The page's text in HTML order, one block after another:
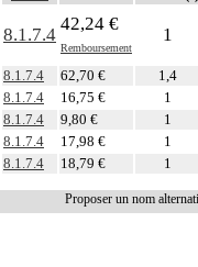
8.1.7.4
42,24 €
Remboursement
1
8.1.7.4 62,70 € 1,4
8.1.7.4 16,75 € 1
8.1.7.4 9,80 € 1
8.1.7.4 17,98 € 1
8.1.7.4 18,79 € 1
Proposer un nom